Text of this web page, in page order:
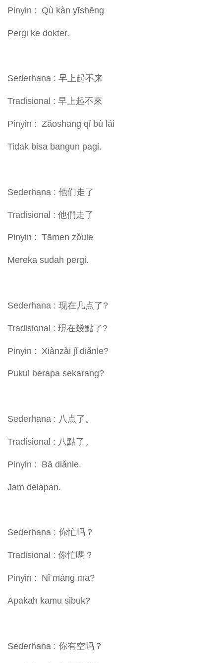
Pinyin : Qù kàn yīshēng
Pergi ke dokter.
Sederhana : 早上起不来
Tradisional : 早上起不來
Pinyin : Zǎoshang qǐ bù lái
Tidak bisa bangun pagi.
Sederhana : 他们走了
Tradisional : 他們走了
Pinyin : Tāmen zǒule
Mereka sudah pergi.
Sederhana : 现在几点了?
Tradisional : 現在幾點了?
Pinyin : Xiànzài jǐ diǎnle?
Pukul berapa sekarang?
Sederhana : 八点了。
Tradisional : 八點了。
Pinyin : Bā diǎnle.
Jam delapan.
Sederhana : 你忙吗？
Tradisional : 你忙嗎？
Pinyin : Nǐ máng ma?
Apakah kamu sibuk?
Sederhana : 你有空吗？